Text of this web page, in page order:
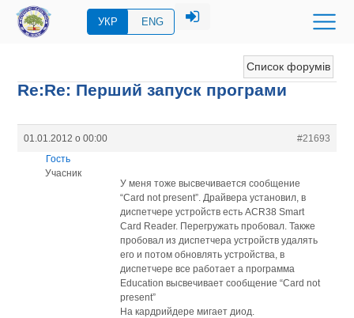
УКР ENG
Список форумів
Re:Re: Перший запуск програми
01.01.2012 о 00:00
#21693
Гость
Учасник
У меня тоже высвечивается сообщение
“Card not present”. Драйвера установил, в
диспетчере устройств есть ACR38 Smart
Card Reader. Перегружать пробовал. Также
пробовал из диспетчера устройств удалять
его и потом обновлять устройства, в
диспетчере все работает а программа
Education высвечивает сообщение “Card not
present”
На кардрийдере мигает диод.